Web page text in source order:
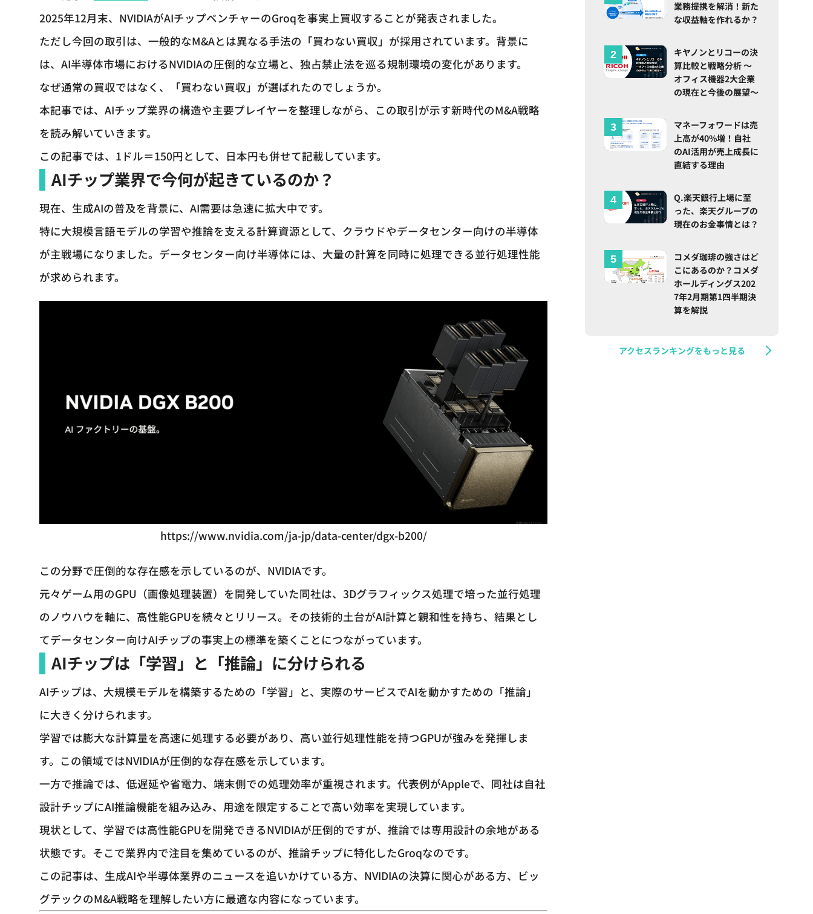
2025年12月末、NVIDIAがAIチップベンチャーのGroqを事実上買収することが発表されました。
ただし今回の取引は、一般的なM&Aとは異なる手法の「買わない買収」が採用されています。背景に
は、AI半導体市場におけるNVIDIAの圧倒的な立場と、独占禁止法を巡る規制環境の変化があります。
なぜ通常の買収ではなく、「買わない買収」が選ばれたのでしょうか。
本記事では、AIチップ業界の構造や主要プレイヤーを整理しながら、この取引が示す新時代のM&A戦略
を読み解いていきます。
この記事では、1ドル＝150円として、日本円も併せて記載しています。
AIチップ業界で今何が起きているのか？
現在、生成AIの普及を背景に、AI需要は急速に拡大中です。
特に大規模言語モデルの学習や推論を支える計算資源として、クラウドやデータセンター向けの半導体
が主戦場になりました。データセンター向け半導体には、大量の計算を同時に処理できる並行処理性能
が求められます。
https://www.nvidia.com/ja-jp/data-center/dgx-b200/
この分野で圧倒的な存在感を示しているのが、NVIDIAです。
元々ゲーム用のGPU（画像処理装置）を開発していた同社は、3Dグラフィックス処理で培った並行処理
のノウハウを軸に、高性能GPUを続々とリリース。その技術的土台がAI計算と親和性を持ち、結果とし
てデータセンター向けAIチップの事実上の標準を築くことにつながっています。
AIチップは「学習」と「推論」に分けられる
AIチップは、大規模モデルを構築するための「学習」と、実際のサービスでAIを動かすための「推論」
に大きく分けられます。
学習では膨大な計算量を高速に処理する必要があり、高い並行処理性能を持つGPUが強みを発揮しま
す。この領域ではNVIDIAが圧倒的な存在感を示しています。
一方で推論では、低遅延や省電力、端末側での処理効率が重視されます。代表例がAppleで、同社は自社
設計チップにAI推論機能を組み込み、用途を限定することで高い効率を実現しています。
現状として、学習では高性能GPUを開発できるNVIDIAが圧倒的ですが、推論では専用設計の余地がある
状態です。そこで業界内で注目を集めているのが、推論チップに特化したGroqなのです。
この記事は、生成AIや半導体業界のニュースを追いかけている方、NVIDIAの決算に関心がある方、ビッ
グテックのM&A戦略を理解したい方に最適な内容になっています。
業務提携を解消！新た
な収益軸を作れるか？
キヤノンとリコーの決
算比較と戦略分析 ～
オフィス機器2大企業
の現在と今後の展望～
マネーフォワードは売
上高が40%増！自社
のAI活用が売上成長に
直結する理由
Q.楽天銀行上場に至
った、楽天グループの
現在のお金事情とは？
コメダ珈琲の強さはど
こにあるのか？コメダ
ホールディングス202
7年2月期第1四半期決
算を解説
アクセスランキングをもっと見る